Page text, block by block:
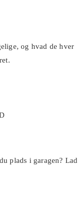
og hvad de hver
plads i garagen? Lad